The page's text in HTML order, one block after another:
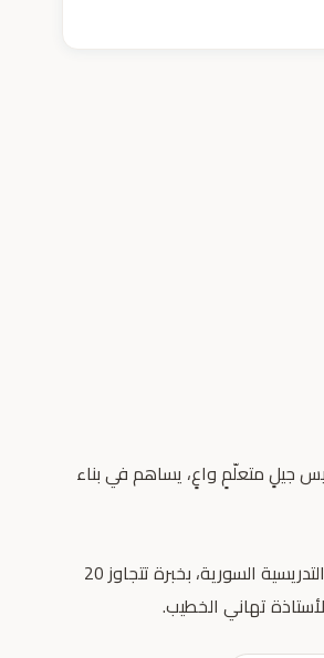
جيلٍ متعلّمٍ واعٍ، يساهم في بناء
انطلقت رسالتنا التعليمية عام 2023 مع نخبة من الكوادر التدريسية السورية، بخبرة تتجاوز 20
تهاني الخطيب.